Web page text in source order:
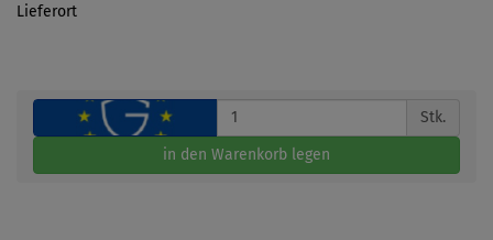
Lieferort
Stk.
in den Warenkorb legen